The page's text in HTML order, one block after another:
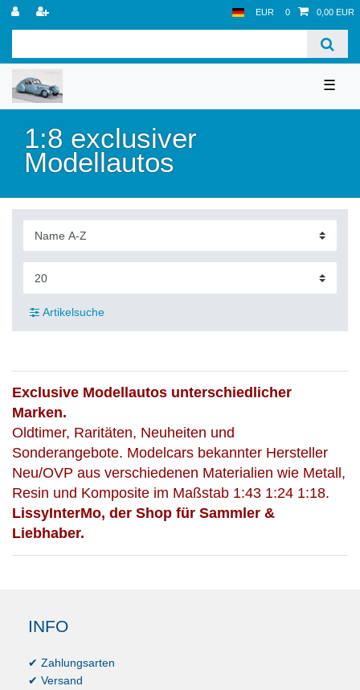
EUR 0 0,00 EUR
☰
1:8 exclusiver
Modellautos
Artikelsuche
Exclusive Modellautos unterschiedlicher
Marken.
Oldtimer, Raritäten, Neuheiten und
Sonderangebote. Modelcars bekannter Hersteller
Neu/OVP aus verschiedenen Materialien wie Metall,
Resin und Komposite im Maßstab 1:43 1:24 1:18.
LissyInterMo, der Shop für Sammler &
Liebhaber.
INFO
✔ Zahlungsarten
✔ Versand